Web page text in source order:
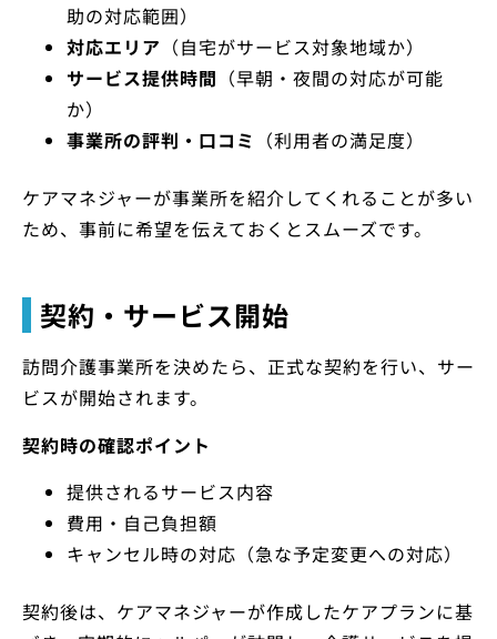
助の対応範囲）
対応エリア （自宅がサービス対象地域か）
サービス提供時間 （早朝・夜間の対応が可能
か）
事業所の評判・口コミ （利用者の満足度）
ケアマネジャーが事業所を紹介してくれることが多い
ため、事前に希望を伝えておくとスムーズです。
契約・サービス開始
訪問介護事業所を決めたら、正式な契約を行い、サー
ビスが開始されます。
契約時の確認ポイント
提供されるサービス内容
費用・自己負担額
キャンセル時の対応（急な予定変更への対応）
契約後は、ケアマネジャーが作成したケアプランに基